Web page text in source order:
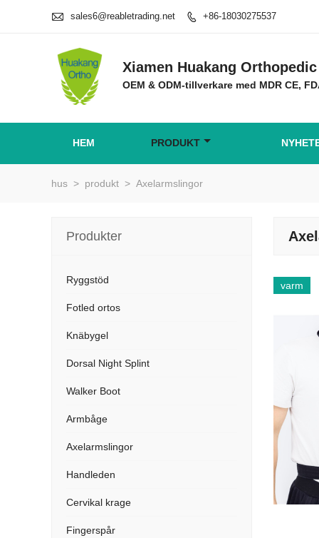
 sales6@reabletrading.net  +86-18030275537
Xiamen Huakang
OEM & ODM-tillverkare med MDR CE,
HEM PRODUKT
hus > produkt > Axelarmslingor
varm
Produkter
Ryggstöd
Fotled ortos
Knäbygel
Dorsal Night Splint
Walker Boot
Armbåge
Axelarmslingor
Handleden
Cervikal krage
Fingerspår